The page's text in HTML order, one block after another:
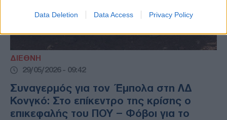
Data Deletion Data Access Privacy Policy
ΔΙΕΘΝΗ
29/05/2026 - 09:42
Συναγερμός για τον Έμπολα στη ΛΔ
Κονγκό: Στο επίκεντρο της κρίσης ο
επικεφαλής του ΠΟΥ – Φόβοι για το